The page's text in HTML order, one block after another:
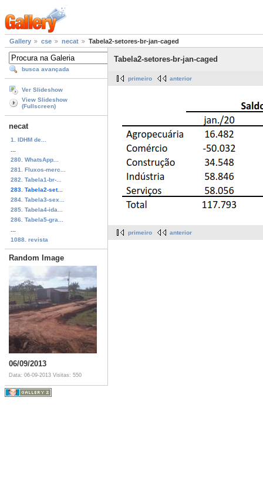
Gallery cse necat Tabela2-setores-br-jan-caged
busca avançada
Ver Slideshow
View Slideshow
(Fullscreen)
necat
1. IDHM de...
280. WhatsApp...
281. Fluxos-merc...
282. Tabela1-br-...
283. Tabela2-set...
284. Tabela3-sex...
285. Tabela4-ida...
286. Tabela5-gra...
1088. revista
Random Image
06/09/2013
Data: 06-09-2013 Visitas: 550
Tabela2-setores-br-jan-caged
primeiro anterior
primeiro anterior